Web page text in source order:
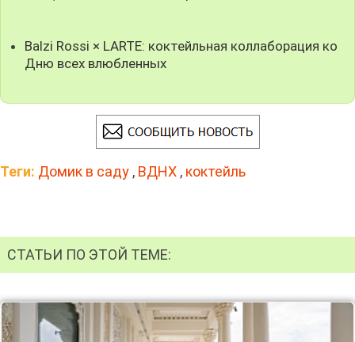
Balzi Rossi × LARTE: коктейльная коллаборация ко
Дню всех влюбленных
Теги: Домик в саду , ВДНХ , коктейль
СТАТЬИ ПО ЭТОЙ ТЕМЕ: